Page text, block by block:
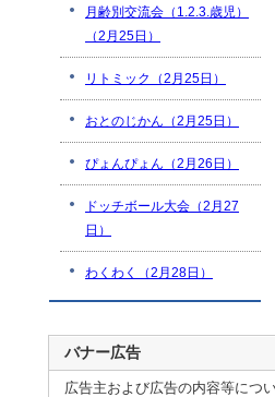
月齢別交流会（1.2.3.歳児）
（2月25日）
リトミック（2月25日）
おとのじかん（2月25日）
ぴょんぴょん（2月26日）
ドッチボール大会（2月27
日）
わくわく（2月28日）
バナー広告
広告主および広告の内容等につ